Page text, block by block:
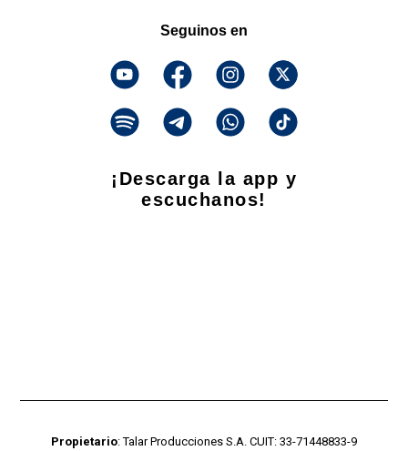
Seguinos en
¡Descarga la app y
escuchanos!
Propietario: Talar Producciones S.A. CUIT: 33-71448833-9